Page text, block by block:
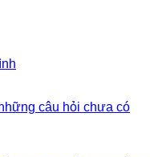
câu hỏi chưa có